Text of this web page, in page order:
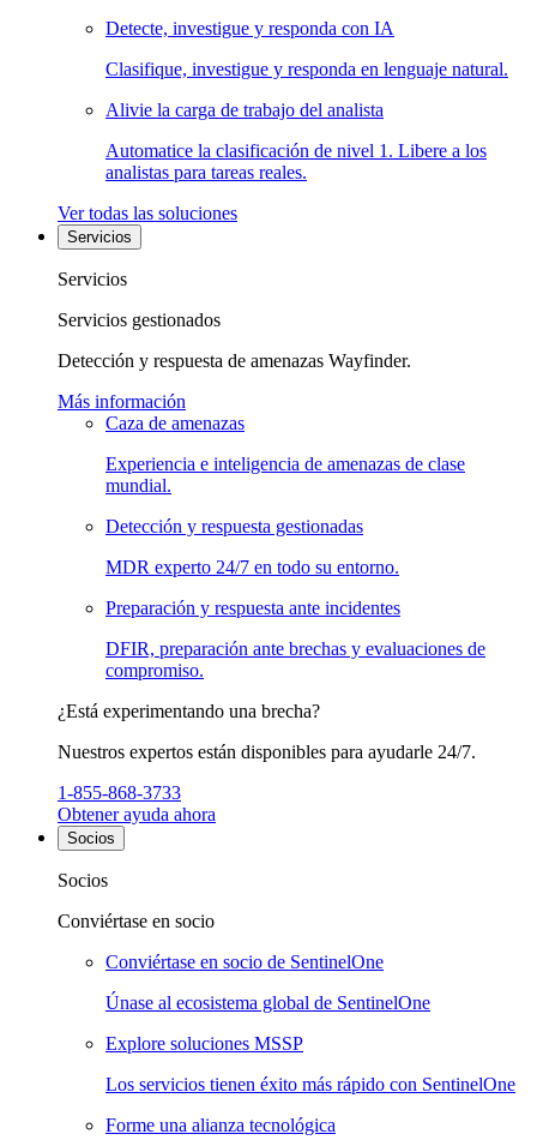
Detecte, investigue y responda con IA
Clasifique, investigue y responda en lenguaje natural.
Alivie la carga de trabajo del analista
Automatice la clasificación de nivel 1. Libere a los
analistas para tareas reales.
Ver todas las soluciones
Servicios
Servicios
Servicios gestionados
Detección y respuesta de amenazas Wayfinder.
Más información
Caza de amenazas
Experiencia e inteligencia de amenazas de clase
mundial.
Detección y respuesta gestionadas
MDR experto 24/7 en todo su entorno.
Preparación y respuesta ante incidentes
DFIR, preparación ante brechas y evaluaciones de
compromiso.
¿Está experimentando una brecha?
Nuestros expertos están disponibles para ayudarle 24/7.
1-855-868-3733
Obtener ayuda ahora
Socios
Socios
Conviértase en socio
Conviértase en socio de SentinelOne
Únase al ecosistema global de SentinelOne
Explore soluciones MSSP
Los servicios tienen éxito más rápido con SentinelOne
Forme una alianza tecnológica